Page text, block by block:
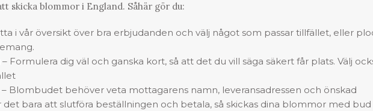
skicka blommor i England. Såhär gör du:
i vår översikt över bra erbjudanden och välj något som passar tillfället, eller
– Formulera dig väl och ganska kort, så att det du vill säga säkert får plats. Välj
– Blombudet behöver veta mottagarens namn, leveransadressen och önskad
bara att slutföra beställningen och betala, så skickas dina blommor med bud